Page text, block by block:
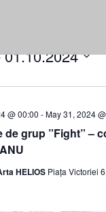
01.10.2024
de grup ”Fight” –
@ 00:00 -May 31, 2024
HELIOS Piața Victoriei